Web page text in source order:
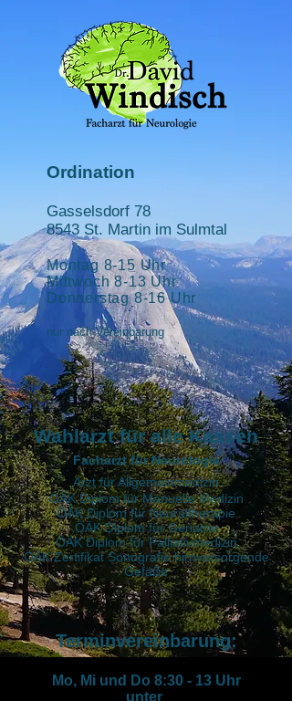
Ordination
Gasselsdorf 78
8543 St. Martin im Sulmtal
Montag 8-15Uhr
Mittwoch 8-13 Uhr
Donnerstag 8-16 Uhr
nur nach Vereinbarung
Wahlarzt für alle Kassen
Facharzt für Neurologie
Arzt für Allgemeinmedizin
ÖÄK Diplom für Manuelle Medizin
ÖÄK Diplom für Neuraltherapie
ÖÄK Diplom für Geriatrie
ÖÄK Diplom für Palliativmedizin
ÖÄK Zertifikat Sonografie hirnversorgende
Gefäße
Terminvereinbarung:
Mo, Mi und Do 8:30 - 13 Uhr
unter